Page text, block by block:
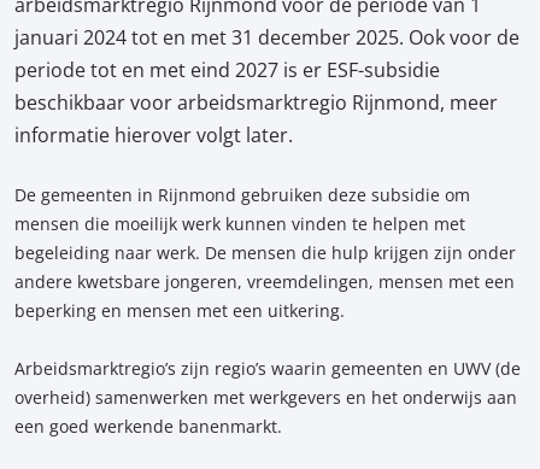
januari 2024 tot en met 31 december 2025. Ook voor de
periode tot en met eind 2027 is er ESF-subsidie
beschikbaar voor arbeidsmarktregio Rijnmond, meer
informatie hierover volgt later.
De gemeenten in Rijnmond gebruiken deze subsidie om
mensen die moeilijk werk kunnen vinden te helpen met
begeleiding naar werk. De mensen die hulp krijgen zijn onder
andere kwetsbare jongeren, vreemdelingen, mensen met een
beperking en mensen met een uitkering.
Arbeidsmarktregio’s zijn regio’s waarin gemeenten en UWV (de
overheid) samenwerken met werkgevers en het onderwijs aan
een goed werkende banenmarkt.